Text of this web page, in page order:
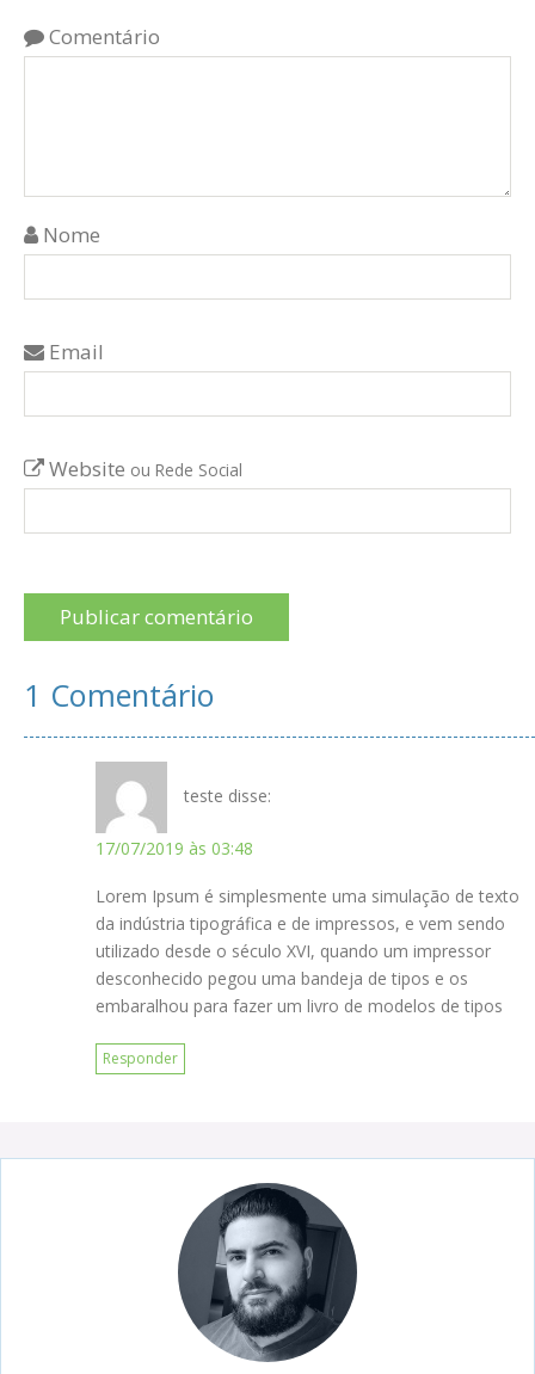
Comentário
Nome
Email
Website ou Rede Social
1 Comentário
teste disse:
17/07/2019 às 03:48
Lorem Ipsum é simplesmente uma simulação de texto
da indústria tipográfica e de impressos, e vem sendo
utilizado desde o século XVI, quando um impressor
desconhecido pegou uma bandeja de tipos e os
embaralhou para fazer um livro de modelos de tipos
Responder